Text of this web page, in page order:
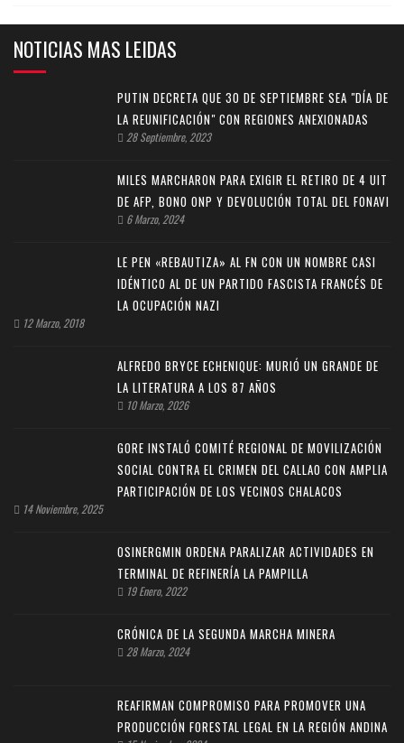
NOTICIAS MAS LEIDAS
PUTIN DECRETA QUE 30 DE SEPTIEMBRE SEA "DÍA DE
LA REUNIFICACIÓN" CON REGIONES ANEXIONADAS
28 Septiembre, 2023
MILES MARCHARON PARA EXIGIR EL RETIRO DE 4 UIT
DE AFP, BONO ONP Y DEVOLUCIÓN TOTAL DEL FONAVI
6 Marzo, 2024
LE PEN «REBAUTIZA» AL FN CON UN NOMBRE CASI
IDÉNTICO AL DE UN PARTIDO FASCISTA FRANCÉS DE
LA OCUPACIÓN NAZI
12 Marzo, 2018
ALFREDO BRYCE ECHENIQUE: MURIÓ UN GRANDE DE
LA LITERATURA A LOS 87 AÑOS
10 Marzo, 2026
GORE INSTALÓ COMITÉ REGIONAL DE MOVILIZACIÓN
SOCIAL CONTRA EL CRIMEN DEL CALLAO CON AMPLIA
PARTICIPACIÓN DE LOS VECINOS CHALACOS
14 Noviembre, 2025
OSINERGMIN ORDENA PARALIZAR ACTIVIDADES EN
TERMINAL DE REFINERÍA LA PAMPILLA
19 Enero, 2022
CRÓNICA DE LA SEGUNDA MARCHA MINERA
28 Marzo, 2024
REAFIRMAN COMPROMISO PARA PROMOVER UNA
PRODUCCIÓN FORESTAL LEGAL EN LA REGIÓN ANDINA